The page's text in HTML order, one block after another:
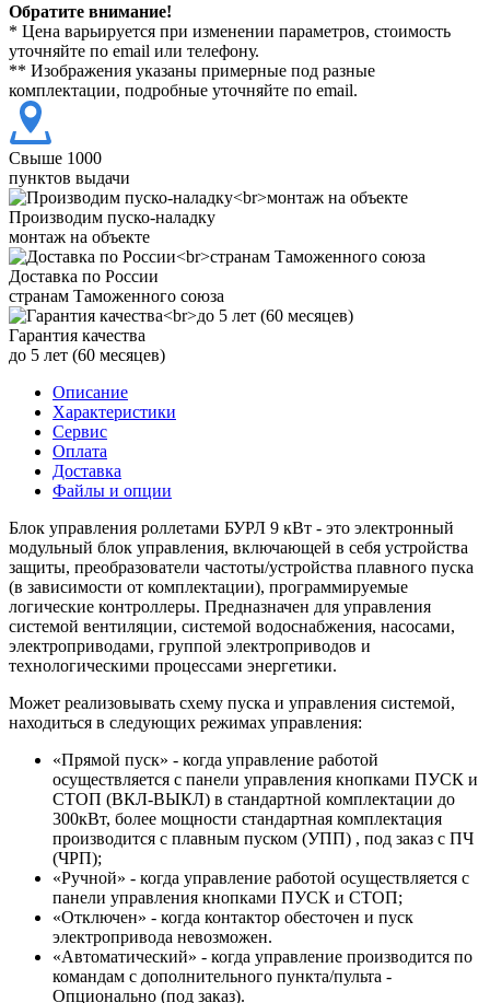
Обратите внимание!
* Цена варьируется при изменении параметров, стоимость
уточняйте по email или телефону.
** Изображения указаны примерные под разные
комплектации, подробные уточняйте по email.
Свыше 1000
пунктов выдачи
Производим пуско-наладку
монтаж на объекте
Доставка по России
странам Таможенного союза
Гарантия качества
до 5 лет (60 месяцев)
Описание
Характеристики
Сервис
Оплата
Доставка
Файлы и опции
Блок управления роллетами БУРЛ 9 кВт - это электронный
модульный блок управления, включающей в себя устройства
защиты, преобразователи частоты/устройства плавного пуска
(в зависимости от комплектации), программируемые
логические контроллеры. Предназначен для управления
системой вентиляции, системой водоснабжения, насосами,
электроприводами, группой электроприводов и
технологическими процессами энергетики.
Может реализовывать схему пуска и управления системой,
находиться в следующих режимах управления:
«Прямой пуск» - когда управление работой
осуществляется с панели управления кнопками ПУСК и
СТОП (ВКЛ-ВЫКЛ) в стандартной комплектации до
300кВт, более мощности стандартная комплектация
производится с плавным пуском (УПП) , под заказ с ПЧ
(ЧРП);
«Ручной» - когда управление работой осуществляется с
панели управления кнопками ПУСК и СТОП;
«Отключен» - когда контактор обесточен и пуск
электропривода невозможен.
«Автоматический» - когда управление производится по
командам с дополнительного пункта/пульта -
Опционально (под заказ).